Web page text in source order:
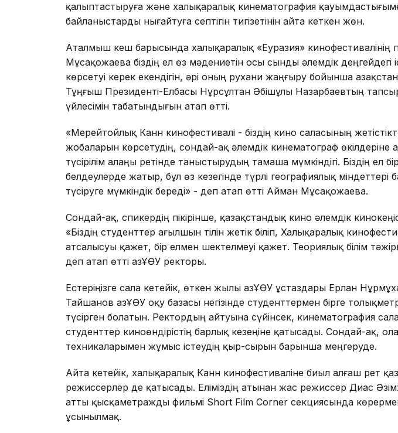
қалыптастыруға және халықаралық кинематография
байланыстарды нығайтуға септігін тигізетінін айта кеткен жөн.
Аталмыш кеш барысында халықаралық «Еуразия» кинофестивалінің
Мұсақожаева біздің ел өз мәдениетін осы сынды әлемдік деңгейдегі
көрсетуі керек екендігін, әрі оның рухани жаңғыру бойынша
Тұңғыш Президенті-Елбасы Нұрсұлтан Әбішұлы Назарбаевтың
үйлесімін табатындығын атап өтті.
«Мерейтойлық Канн кинофестивалі - біздің кино саласының
жобаларын көрсетудің, сондай-ақ әлемдік кинематограф өкілдеріне
түсірілім алаңы ретінде таныстырудың тамаша мүмкіндігі. Біздің ел
белдеулерде жатыр, бұл өз кезегінде түрлі географиялық міндеттері
түсіруге мүмкіндік береді» - деп атап өтті Айман Мұсақожаева.
Сондай-ақ, спикердің пікірінше, қазақстандық кино әлемдік
«Біздің студенттер ағылшын тілін жетік біліп, Халықаралық
атсалысуы қажет, бір елмен шектелмеуі қажет. Теориялық білім
деп атап өтті ҚазҰӨУ ректоры.
Естеріңізге сала кетейік, өткен жылы ҚазҰӨУ ұстаздары Ерлан
Тайшанов ҚазҰӨУ оқу базасы негізінде студенттермен бірге
түсірген болатын. Ректордың айтуына сүйінсек, кинематография
студенттер киноөндірістің барлық кезеңіне қатысады. Сондай-ақ,
техникаларымен жұмыс істеудің қыр-сырын барынша меңгеруде.
Айта кетейік, халықаралық Канн кинофестиваліне биыл алғаш рет
режиссерлер де қатысады. Еліміздің атынан жас режиссер Диас
атты қысқаметражды фильмі Short Film Corner секциясында
ұсынылмақ.